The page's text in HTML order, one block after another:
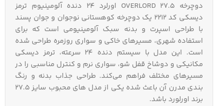
دوچرخه 27.5 OVERLORD اورلرد 24 دنده آلومینیوم ترمز
دیسکی کد 2212 یک دوچرخه کوهستانی نوجوان و جوان‌ پسند
با طراحی اسپرت و بدنه سبک آلومینیومی است که برای
استفاده شهری، مسیرهای خاکی و سواری روزمره طراحی شده
است. این مدل با سیستم دنده ۲۴ سرعته، ترمز دیسکی
مکانیکی و دوشاخ قفل‌ شو، سواری نرم و کنترل مناسبی را در
مسیرهای مختلف فراهم می‌کند. طراحی جذاب بدنه و رنگ‌
بندی مدرن آن باعث شده یکی از مدل‌ های محبوب سایز 27.5
برند اورلورد باشد.